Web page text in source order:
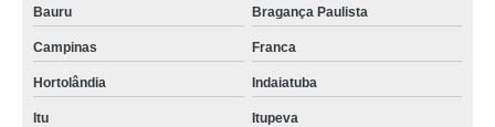
Bauru Bragança Paulista
Campinas Franca
Hortolândia Indaiatuba
Itu Itupeva